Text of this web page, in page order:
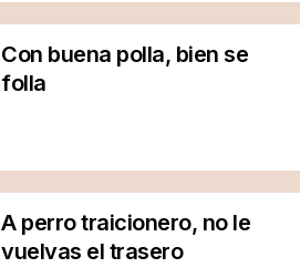
Con buena polla, bien se
folla
A perro traicionero, no le
vuelvas el trasero